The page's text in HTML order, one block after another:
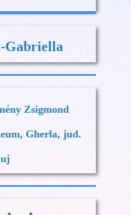
Gabriella
Zsigmond
Gherla, jud.